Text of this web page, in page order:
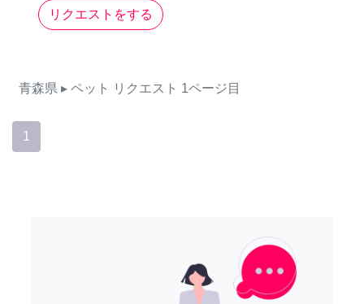
リクエストをする
青森県 ▸ ペット リクエスト 1ページ目
1